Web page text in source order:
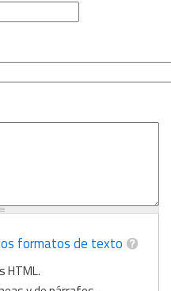
formatos de texto
HTML.